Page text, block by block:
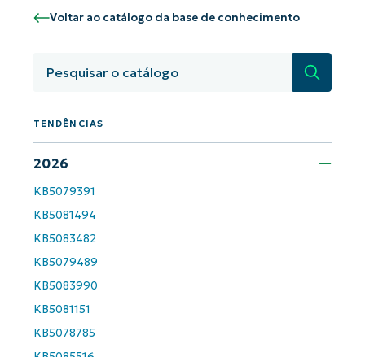
Voltar ao catálogo da base de conhecimento
TENDÊNCIAS
2026
KB5079391
KB5081494
KB5083482
KB5079489
KB5083990
KB5081151
KB5078785
name*
Business
Phone
País
Company
name*